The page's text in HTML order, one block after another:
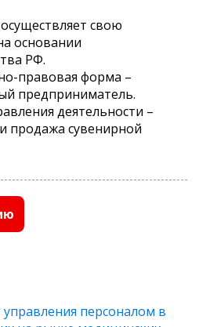
свою
основании
РФ.
правовая форма –
предприниматель.
деятельности –
продажа сувенирной
персоналом в